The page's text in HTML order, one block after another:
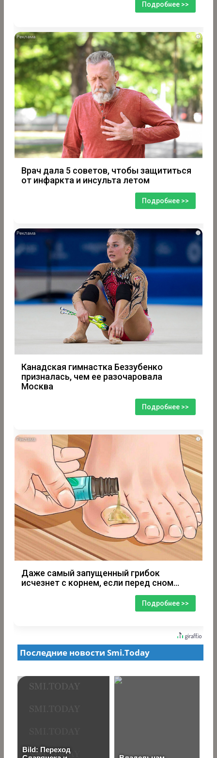
Подробнее >>
i
Врач дала 5 советов, чтобы защититься
от инфаркта и инсульта летом
Подробнее >>
i
Канадская гимнастка Беззубенко
призналась, чем ее разочаровала
Москва
Подробнее >>
i
Даже самый запущенный грибок
исчезнет с корнем, если перед сном…
Подробнее >>